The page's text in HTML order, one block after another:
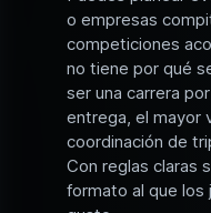
o empresas
competiciones
no tiene por qué
ser una carrera
entrega, el mayor
coordinación de
Con reglas claras
formato al que los